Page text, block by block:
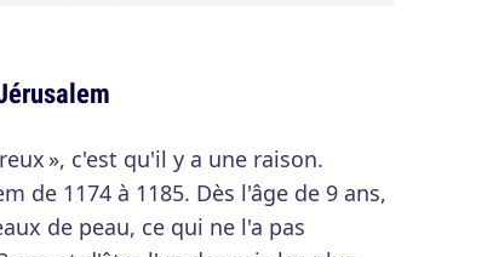
», c'est qu'il y a une raison.
de 1174 à 1185. Dès l'âge de 9 ans,
de peau, ce qui ne l'a pas